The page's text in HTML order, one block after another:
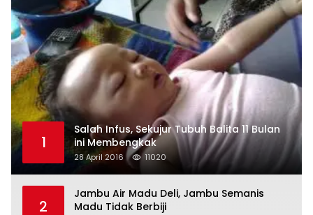
1
Salah Infus, Sekujur Tubuh Balita 11 Bulan
ini Membengkak
28 April 2016 11020
2
Jambu Air Madu Deli, Jambu Semanis
Madu Tidak Berbiji